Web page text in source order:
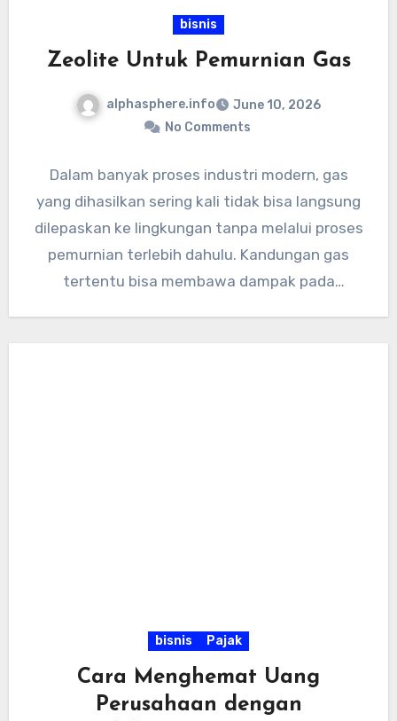
bisnis
Zeolite Untuk Pemurnian Gas
alphasphere.info
June 10, 2026
No Comments
Dalam banyak proses industri modern, gas
yang dihasilkan sering kali tidak bisa langsung
dilepaskan ke lingkungan tanpa melalui proses
pemurnian terlebih dahulu. Kandungan gas
tertentu bisa membawa dampak pada
bisnis Pajak
Cara Menghemat Uang
Perusahaan dengan